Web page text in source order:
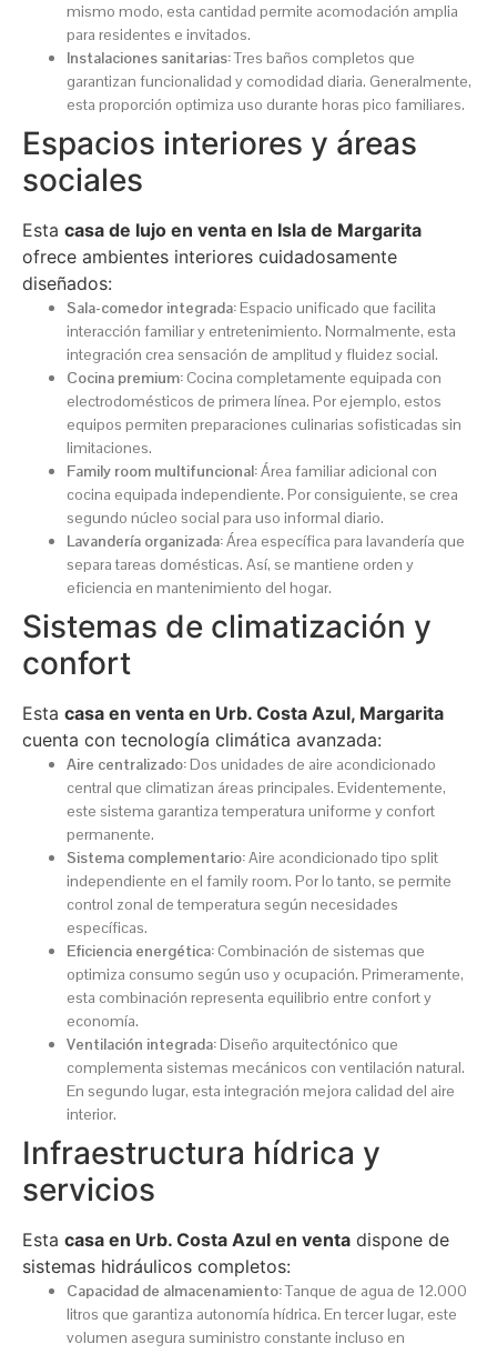
mismo modo, esta cantidad permite acomodación amplia
para residentes e invitados.
Instalaciones sanitarias:Tres baños completos que
garantizan funcionalidad y comodidad diaria. Generalmente,
esta proporción optimiza uso durante horas pico familiares.
Espacios interiores y áreas
sociales
Esta casa de lujo en venta en Isla de Margarita
ofrece ambientes interiores cuidadosamente
diseñados:
Sala-comedor integrada:Espacio unificado que facilita
interacción familiar y entretenimiento. Normalmente, esta
integración crea sensación de amplitud y fluidez social.
Cocina premium: Cocina completamente equipada con
electrodomésticos de primera línea. Por ejemplo, estos
equipos permiten preparaciones culinarias sofisticadas sin
limitaciones.
Family room multifuncional:Área familiar adicional con
cocina equipada independiente. Por consiguiente, se crea
segundo núcleo social para uso informal diario.
Lavandería organizada:Área específica para lavandería que
separa tareas domésticas. Así, se mantiene orden y
eficiencia en mantenimiento del hogar.
Sistemas de climatización y
confort
Esta casa en venta en Urb. Costa Azul, Margarita
cuenta con tecnología climática avanzada:
Aire centralizado:Dos unidades de aire acondicionado
central que climatizan áreas principales. Evidentemente,
este sistema garantiza temperatura uniforme y confort
permanente.
Sistema complementario:Aire acondicionado tipo split
independiente en el family room. Por lo tanto, se permite
control zonal de temperatura según necesidades
específicas.
Eficiencia energética: Combinación de sistemas que
optimiza consumo según uso y ocupación. Primeramente,
esta combinación representa equilibrio entre confort y
economía.
Ventilación integrada:Diseño arquitectónico que
complementa sistemas mecánicos con ventilación natural.
En segundo lugar, esta integración mejora calidad del aire
interior.
Infraestructura hídrica y
servicios
Esta casa en Urb. Costa Azul en venta dispone de
sistemas hidráulicos completos:
Capacidad de almacenamiento:Tanque de agua de 12.000
litros que garantiza autonomía hídrica. En tercer lugar, este
volumen asegura suministro constante incluso en